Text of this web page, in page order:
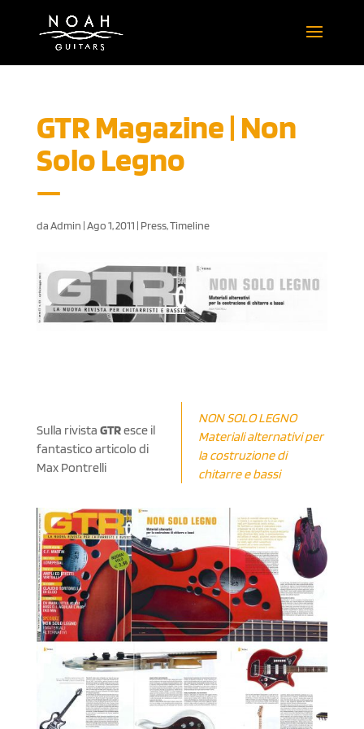
GTR Magazine | Non
Solo Legno
daAdmin |Ago 1, 2011 | Press,Timeline
Sulla rivista GTResce il
fantastico articolo di
Max Pontrelli
NON SOLO LEGNO
Materiali alternativi per
la costruzione di
chitarre e bassi